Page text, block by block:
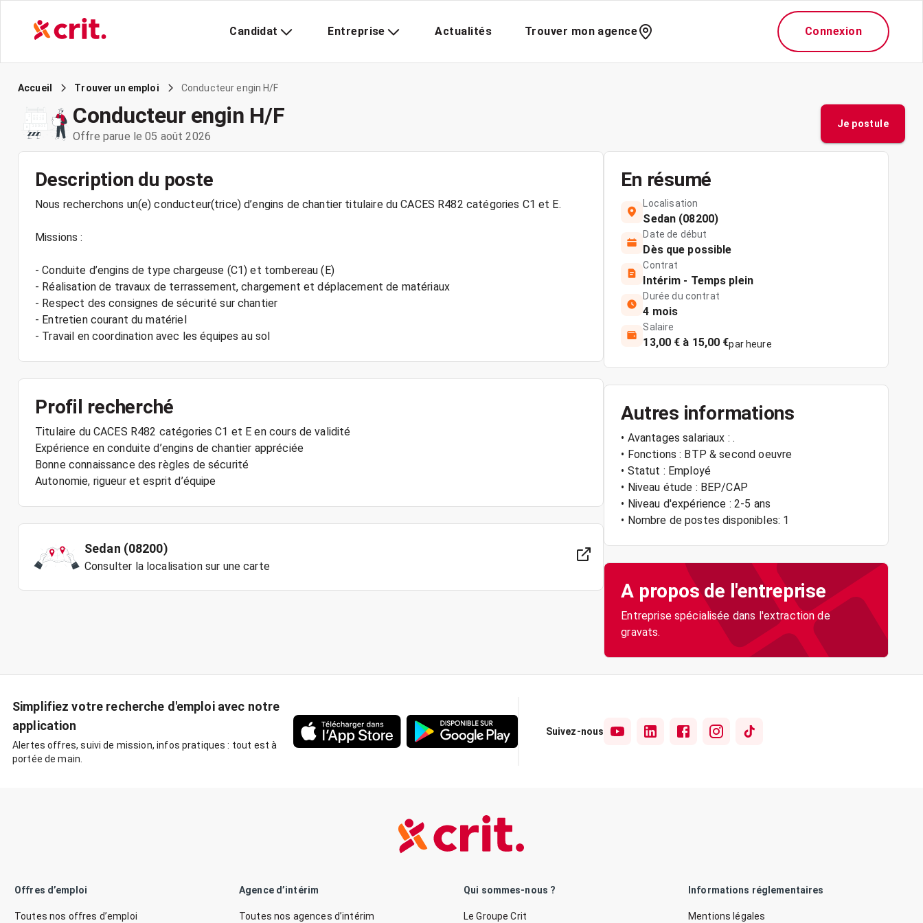
Candidat Entreprise Actualités Trouver mon agence Connexion
Accueil Trouver un emploi Conducteur engin H/F
Conducteur engin H/F
Offre parue le 05 août 2026
Je postule
Description du poste
Nous recherchons un(e) conducteur(trice) d’engins de chantier titulaire du CACES R482 catégories C1 et E.
Missions :
- Conduite d’engins de type chargeuse (C1) et tombereau (E)
- Réalisation de travaux de terrassement, chargement et déplacement de matériaux
- Respect des consignes de sécurité sur chantier
- Entretien courant du matériel
- Travail en coordination avec les équipes au sol
Profil recherché
Titulaire du CACES R482 catégories C1 et E en cours de validité
Expérience en conduite d’engins de chantier appréciée
Bonne connaissance des règles de sécurité
Sedan (08200)
Consulter la localisation sur une carte
En résumé
Localisation
Sedan (08200)
Date de début
Dès que possible
Contrat
Intérim - Temps plein
Durée du contrat
4 mois
Salaire
13,00 € à 15,00 €par heure
Autres informations
• Avantages salariaux : .
• Fonctions : BTP & second oeuvre
• Statut : Employé
• Niveau étude : BEP/CAP
• Niveau d'expérience : 2-5 ans
• Nombre de postes disponibles: 1
A propos de l'entreprise
Entreprise spécialisée dans l'extraction de
gravats.
Simplifiez votre recherche d'emploi avec notre
application
Alertes offres, suivi de mission, infos pratiques : tout est à
portée de main.
Suivez-nous
Offres d’emploi
Toutes nos offres d’emploi
Agence d’intérim
Toutes nos agences d’intérim
Qui sommes-nous ?
Le Groupe Crit
Informations réglementaires
Mentions légales